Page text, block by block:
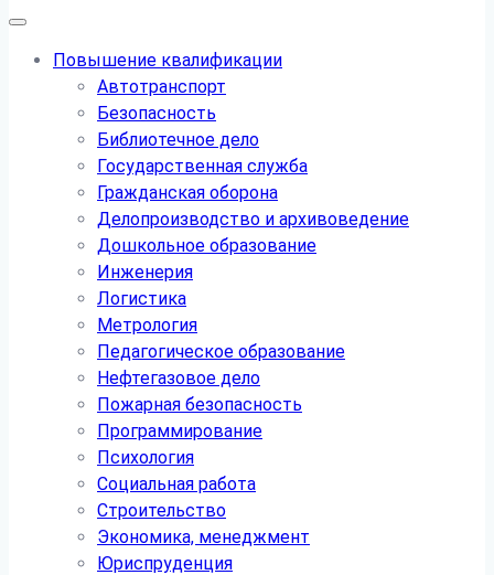
Повышение квалификации
Автотранспорт
Безопасность
Библиотечное дело
Государственная служба
Гражданская оборона
Делопроизводство и архивоведение
Дошкольное образование
Инженерия
Логистика
Метрология
Педагогическое образование
Нефтегазовое дело
Пожарная безопасность
Программирование
Психология
Социальная работа
Строительство
Экономика, менеджмент
Юриспруденция